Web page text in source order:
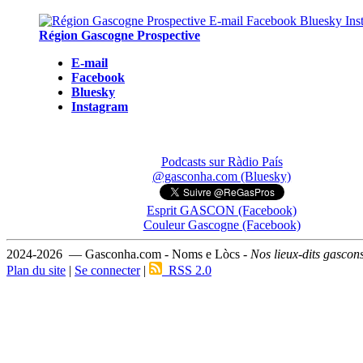
Région Gascogne Prospective
E-mail
Facebook
Bluesky
Instagram
Podcasts sur Ràdio País
@gasconha.com (Bluesky)
Esprit GASCON (Facebook)
Couleur Gascogne (Facebook)
2024-2026 — Gasconha.com - Noms e Lòcs - Nos lieux-dits
Plan du site | Se connecter| RSS 2.0